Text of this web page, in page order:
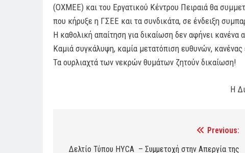
(ΟΧΜΕΕ) και του Εργατικού Κέντρου Πειραιά θα
που κήρυξε η ΓΣΕΕ και τα συνδικάτα, σε ένδειξη
Η καθολική απαίτηση για δικαίωση δεν αφήνει κανένα
Καμιά συγκάλυψη, καμία μετατόπιση ευθυνών,
Τα ουρλιαχτά των νεκρών θυμάτων ζητούν δικαίωση!
Η
Previous:
Δελτίο Τύπου HYCA – Συμμετοχή στην Απεργία της